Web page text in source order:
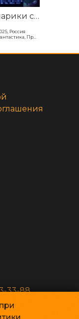
Смешарики сквозь вселенные
Россия
Фантастика, Приключенческая комедия
33-88